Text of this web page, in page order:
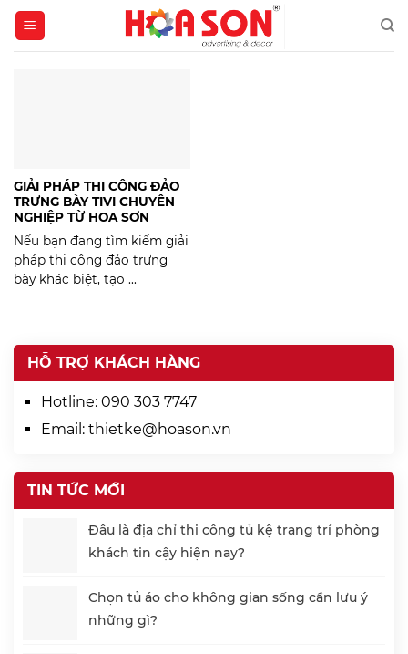
Skip
content
GIẢI PHÁP THI CÔNG ĐẢO
TRƯNG BÀY TIVI CHUYÊN
NGHIỆP TỪ HOA SƠN
Nếu bạn đang tìm kiếm giải
pháp thi công đảo trưng
bày khác biệt, tạo ...
HỖ TRỢ KHÁCH HÀNG
Hotline: 090 303 7747
Email: thietke@hoason.vn
TIN TỨC MỚI
Đâu là địa chỉ thi công tủ kệ trang trí phòng
khách tin cậy hiện nay?
Chọn tủ áo cho không gian sống cần lưu ý
những gì?